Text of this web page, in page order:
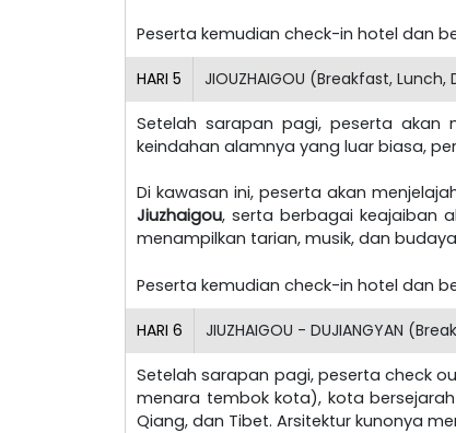
Peserta kemudian check-in hotel dan
HARI 5 JIOUZHAIGOU (Breakfast, Lunch,
Setelah sarapan pagi, peserta akan
keindahan alamnya yang luar biasa,
Di kawasan ini, peserta akan
Jiuzhaigou, serta berbagai keajaiban
menampilkan tarian, musik, dan
Peserta kemudian check-in hotel dan
HARI 6 JIUZHAIGOU - DUJIANGYAN
Setelah sarapan pagi, peserta check
menara tembok kota), kota
Qiang, dan Tibet. Arsitektur kunonya